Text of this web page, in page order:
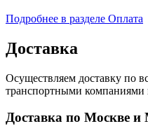
Подробнее в разделе Оплата
Доставка
Осуществляем доставку по
транспортными компаниями
Доставка по Москве и